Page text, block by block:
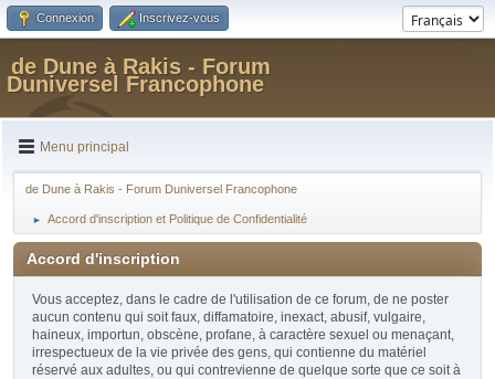
Connexion Inscrivez-vous
de Dune à Rakis - Forum
Duniversel Francophone
Menu principal
de Dune à Rakis - Forum Duniversel Francophone
► Accord d'inscription et Politique de Confidentialité
Accord d'inscription
Vous acceptez, dans le cadre de l'utilisation de ce forum, de ne poster
aucun contenu qui soit faux, diffamatoire, inexact, abusif, vulgaire,
haineux, importun, obscène, profane, à caractère sexuel ou menaçant,
irrespectueux de la vie privée des gens, qui contienne du matériel
réservé aux adultes, ou qui contrevienne de quelque sorte que ce soit à